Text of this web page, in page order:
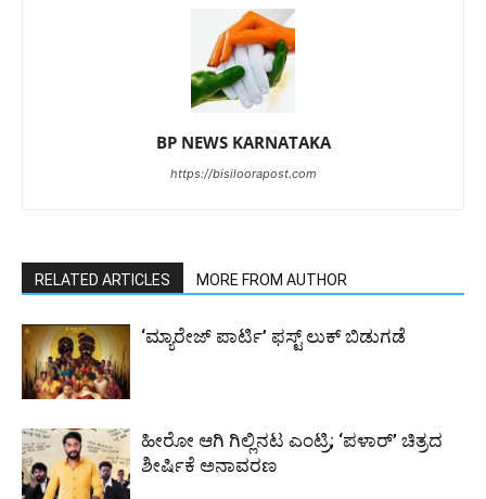
BP NEWS KARNATAKA
https://bisiloorapost.com
RELATED ARTICLES MORE FROM AUTHOR
‘ಮ್ಯಾರೇಜ್ ಪಾರ್ಟಿ’ ಫಸ್ಟ್ ಲುಕ್‌ ಬಿಡುಗಡೆ
ಹೀರೋ ಆಗಿ ಗಿಲ್ಲಿನಟ ಎಂಟ್ರಿ; ‘ಪಳಾರ್’ ಚಿತ್ರದ
ಶೀರ್ಷಿಕೆ ಅನಾವರಣ